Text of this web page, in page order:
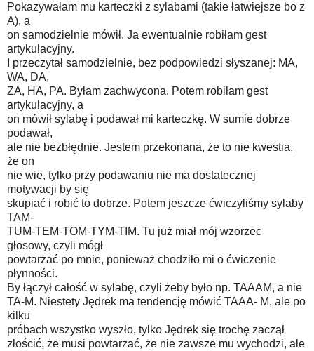
Pokazywałam mu karteczki z sylabami (takie łatwiejsze bo z
A), a
on samodzielnie mówił. Ja ewentualnie robiłam gest
artykulacyjny.
I przeczytał samodzielnie, bez podpowiedzi słyszanej: MA,
WA, DA,
ZA, HA, PA. Byłam zachwycona. Potem robiłam gest
artykulacyjny, a
on mówił sylabę i podawał mi karteczkę. W sumie dobrze
podawał,
ale nie bezbłędnie. Jestem przekonana, że to nie kwestia,
że on
nie wie, tylko przy podawaniu nie ma dostatecznej
motywacji by się
skupiać i robić to dobrze. Potem jeszcze ćwiczyliśmy sylaby
TAM-
TUM-TEM-TOM-TYM-TIM. Tu już miał mój wzorzec
głosowy, czyli mógł
powtarzać po mnie, ponieważ chodziło mi o ćwiczenie
płynności.
By łączył całość w sylabę, czyli żeby było np. TAAAM, a nie
TA-M. Niestety Jędrek ma tendencję mówić TAAA- M, ale po
kilku
próbach wszystko wyszło, tylko Jędrek się trochę zaczął
złościć, że musi powtarzać, że nie zawsze mu wychodzi, ale